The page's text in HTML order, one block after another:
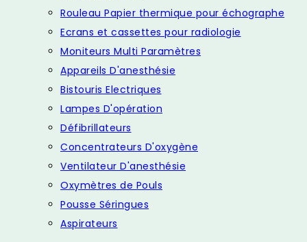
Rouleau Papier thermique pour échographe
Ecrans et cassettes pour radiologie
Moniteurs Multi Paramètres
Appareils D'anesthésie
Bistouris Electriques
Lampes D'opération
Défibrillateurs
Concentrateurs D'oxygène
Ventilateur D'anesthésie
Oxymètres de Pouls
Pousse Séringues
Aspirateurs